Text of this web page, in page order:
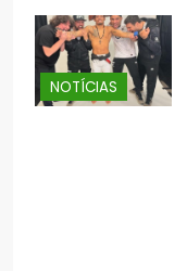
NOTÍCIAS